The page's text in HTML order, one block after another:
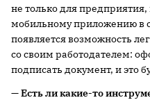
не только для
мобильному приложению в
появляется возможность
со своим работодателем:
подписать документ, и это
— Есть ли какие-то